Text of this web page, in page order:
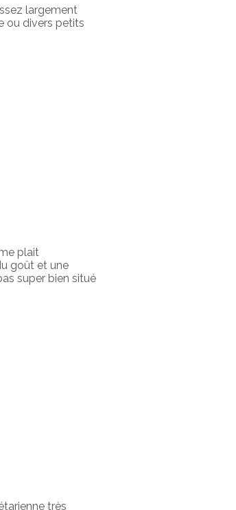
largement
ou divers petits
plait
goût et une
super bien situé
très